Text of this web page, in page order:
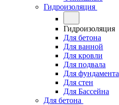
Гидроизоляция
Гидроизоляция
Для бетона
Для ванной
Для кровли
Для подвала
Для фундамента
Для стен
Для Бассейна
Для бетона